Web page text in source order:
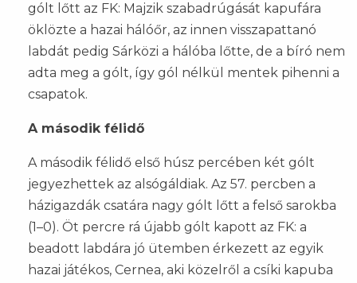
gólt lőtt az FK: Majzik szabadrúgását kapufára
öklözte a hazai hálóőr, az innen visszapattanó
labdát pedig Sárközi a hálóba lőtte, de a bíró nem
adta meg a gólt, így gól nélkül mentek pihenni a
csapatok.
A második félidő
A második félidő első húsz percében két gólt
jegyezhettek az alsógáldiak. Az 57. percben a
házigazdák csatára nagy gólt lőtt a felső sarokba
(1–0). Öt percre rá újabb gólt kapott az FK: a
beadott labdára jó ütemben érkezett az egyik
hazai játékos, Cernea, aki közelről a csíki kapuba